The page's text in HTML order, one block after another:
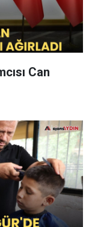
Can